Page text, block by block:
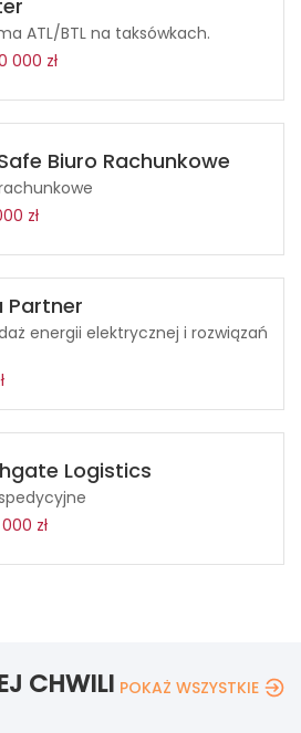
ATL/BTL na taksówkach.
000 zł
Biuro Rachunkowe
zł
Partner
energii elektrycznej i rozwiązań
Logistics
zł
CHWILI POKAŻ WSZYSTKIE